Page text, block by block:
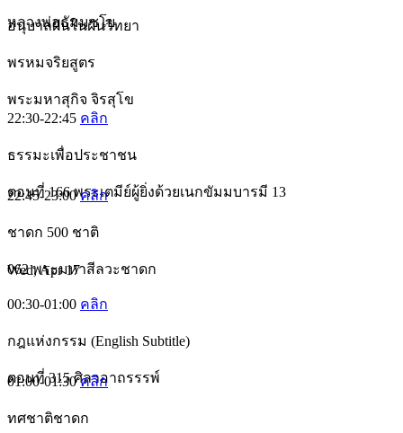
หลวงพ่อธัมมชโย
อนุบาลฝันในฝันวิทยา
พรหมจริยสูตร​
พระมหาสุกิจ จิรสุโข
22:30-22:45 คลิก
ธรรมะเพื่อประชาชน
ตอนที่ 166 พระเตมีย์ผู้ยิ่งด้วยเนกขัมมบารมี 13
22:45-23:00คลิก
ชาดก 500 ชาติ
062 พระมหาสีลวะชาดก
Wed, Apr 17
00:30-01:00 คลิก
กฎแห่งกรรม (English Subtitle)
ตอนที่ 315 ศิลาอาถรรรพ์
01:00-01:30คลิก
ทศชาติชาดก